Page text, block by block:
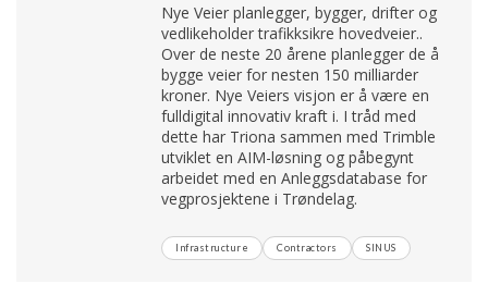
Nye Veier planlegger, bygger, drifter og
vedlikeholder trafikksikre hovedveier..
Over de neste 20 årene planlegger de å
bygge veier for nesten 150 milliarder
kroner. Nye Veiers visjon er å være en
fulldigital innovativ kraft i. I tråd med
dette har Triona sammen med Trimble
utviklet en AIM-løsning og påbegynt
arbeidet med en Anleggsdatabase for
vegprosjektene i Trøndelag.
Infrastructure Contractors SINUS